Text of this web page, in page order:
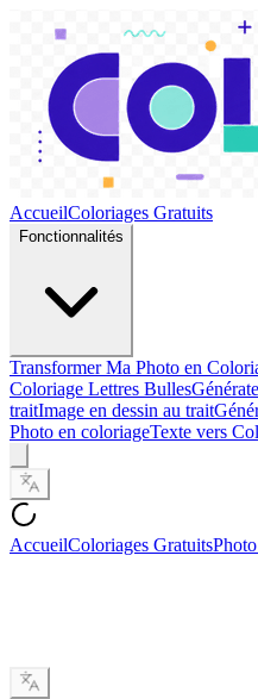
AccueilColoriages Gratuits
Fonctionnalités
Transformer Ma Photo en
Coloriage Lettres Bulles
traitImage en dessin au trait
Photo en coloriageTexte vers
AccueilColoriages Gratuits